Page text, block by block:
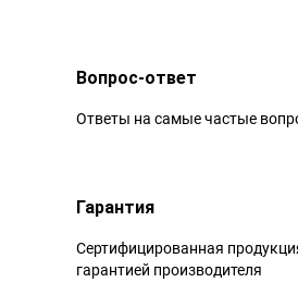
Вопрос-ответ
Ответы на самые частые
Гарантия
Сертифицированная
гарантией производителя